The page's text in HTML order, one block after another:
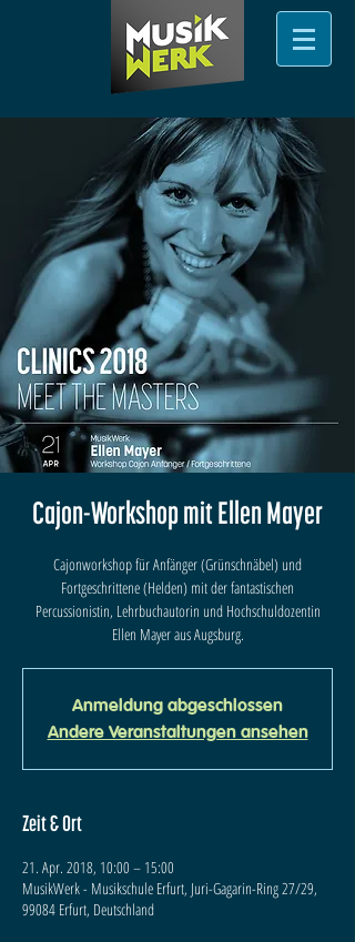
Cajon-Workshop mit Ellen Mayer
Cajonworkshop für Anfänger (Grünschnäbel) und
Fortgeschrittene (Helden) mit der fantastischen
Percussionistin, Lehrbuchautorin und Hochschuldozentin
Ellen Mayer aus Augsburg.
Anmeldung abgeschlossen
Andere Veranstaltungen ansehen
Zeit & Ort
21. Apr. 2018, 10:00 – 15:00
MusikWerk - Musikschule Erfurt, Juri-Gagarin-Ring 27/29,
99084 Erfurt, Deutschland